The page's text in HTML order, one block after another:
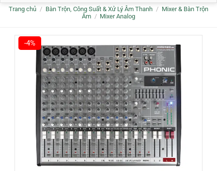
Trang chủ / Bàn Trộn, Công Suất & Xử Lý Âm Thanh / Mixer & Bàn Trộn
Âm / Mixer Analog
-4%